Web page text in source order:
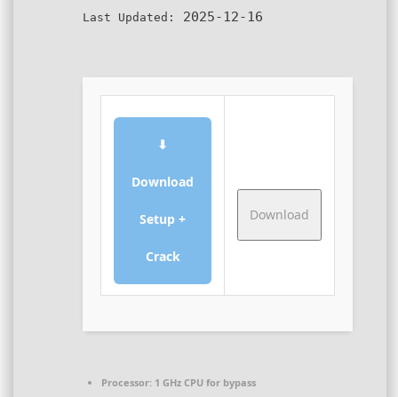
Last Updated: 2025-12-16
⬇
Download
Setup +
Crack
Download
Processor: 1 GHz CPU for bypass